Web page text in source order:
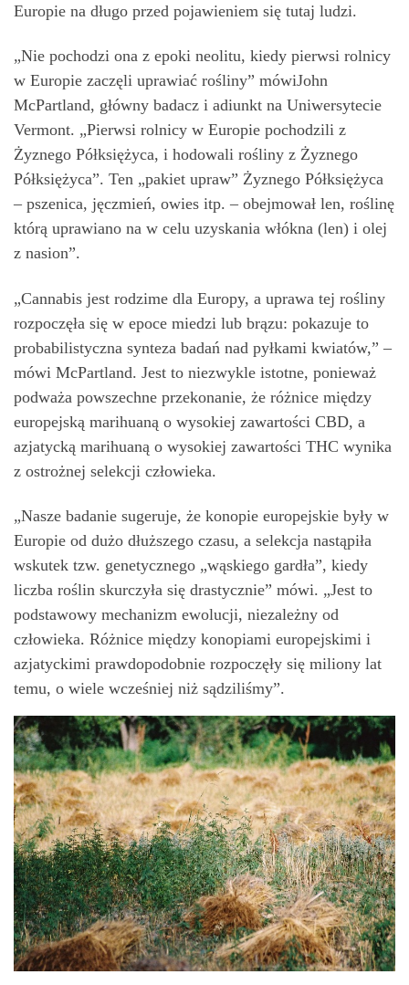
Europie na długo przed pojawieniem się tutaj ludzi.
„Nie pochodzi ona z epoki neolitu, kiedy pierwsi rolnicy
w Europie zaczęli uprawiać rośliny” mówiJohn
McPartland, główny badacz i adiunkt na Uniwersytecie
Vermont. „Pierwsi rolnicy w Europie pochodzili z
Żyznego Półksiężyca, i hodowali rośliny z Żyznego
Półksiężyca”. Ten „pakiet upraw” Żyznego Półksiężyca
– pszenica, jęczmień, owies itp. – obejmował len, roślinę
którą uprawiano na w celu uzyskania włókna (len) i olej
z nasion”.
„Cannabis jest rodzime dla Europy, a uprawa tej rośliny
rozpoczęła się w epoce miedzi lub brązu: pokazuje to
probabilistyczna synteza badań nad pyłkami kwiatów,” –
mówi McPartland. Jest to niezwykle istotne, ponieważ
podważa powszechne przekonanie, że różnice między
europejską marihuaną o wysokiej zawartości CBD, a
azjatycką marihuaną o wysokiej zawartości THC wynika
z ostrożnej selekcji człowieka.
„Nasze badanie sugeruje, że konopie europejskie były w
Europie od dużo dłuższego czasu, a selekcja nastąpiła
wskutek tzw. genetycznego „wąskiego gardła”, kiedy
liczba roślin skurczyła się drastycznie” mówi. „Jest to
podstawowy mechanizm ewolucji, niezależny od
człowieka. Różnice między konopiami europejskimi i
azjatyckimi prawdopodobnie rozpoczęły się miliony lat
temu, o wiele wcześniej niż sądziliśmy”.